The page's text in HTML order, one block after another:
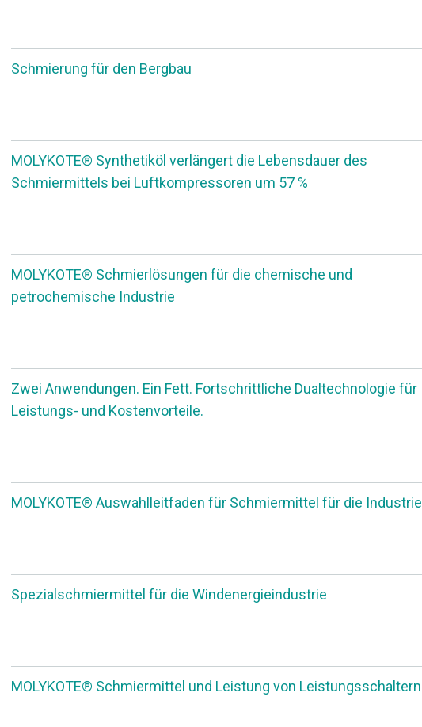
Schmierung für den Bergbau
MOLYKOTE® Synthetiköl verlängert die Lebensdauer des
Schmiermittels bei Luftkompressoren um 57 %
MOLYKOTE® Schmierlösungen für die chemische und
petrochemische Industrie
Zwei Anwendungen. Ein Fett. Fortschrittliche Dualtechnologie für
Leistungs- und Kostenvorteile.
MOLYKOTE® Auswahlleitfaden für Schmiermittel für die Industrie
Spezialschmiermittel für die Windenergieindustrie
MOLYKOTE® Schmiermittel und Leistung von Leistungsschaltern